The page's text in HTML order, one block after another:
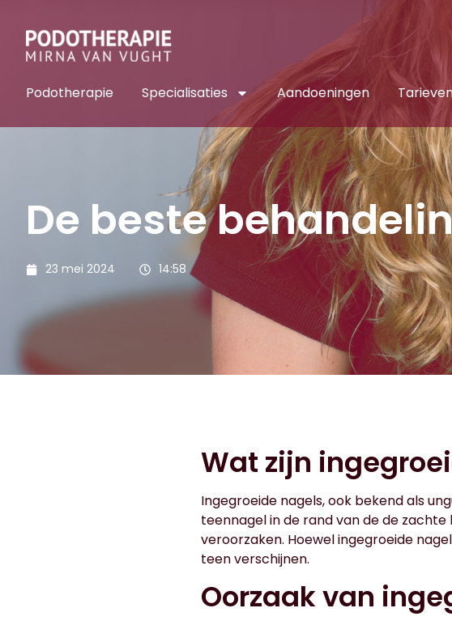
Podotherapie Specialisaties Aandoeningen
De beste
23 mei 2024 14:58
Wat zijn
Ingegroeide nagels, ook bekend als
teennagel in de rand van de de zachte
veroorzaken. Hoewel ingegroeide
teen verschijnen.
Oorzaak van